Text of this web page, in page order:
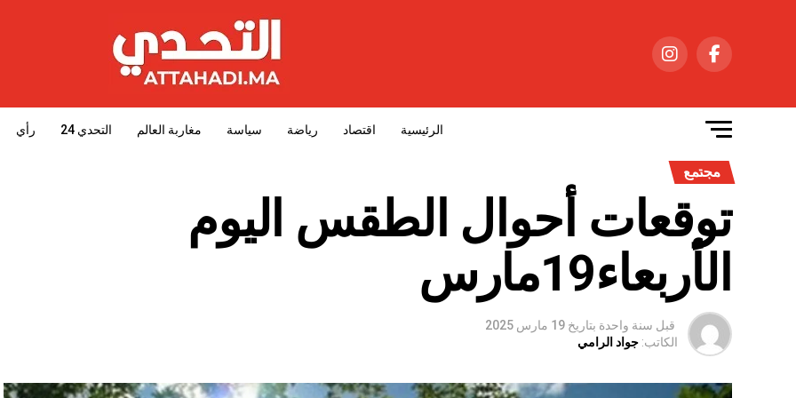
الرئيسية اقتصاد رياضة سياسة مغاربة العالم التحدي 24 رأي
مجتمع
توقعات أحوال الطقس اليوم
الأربعاء19مارس
قبل سنة واحدة بتاريخ 19 مارس 2025
الكاتب: جواد الرامي